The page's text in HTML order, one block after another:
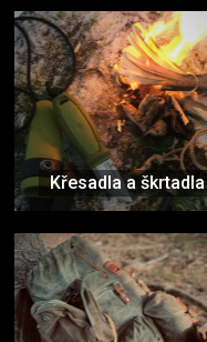
Křesadla a škrtadla